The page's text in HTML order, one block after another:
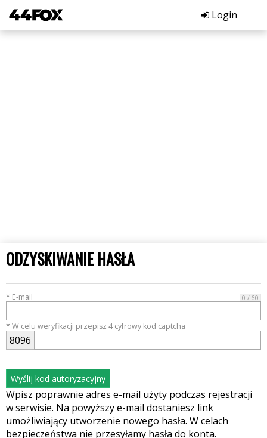
Login
ODZYSKIWANIE HASŁA
* E-mail 0 / 60
* W celu weryfikacji przepisz 4 cyfrowy kod captcha
8096
Wyślij kod autoryzacyjny
Wpisz poprawnie adres e-mail użyty podczas rejestracji
w serwisie. Na powyższy e-mail dostaniesz link
umożliwiający utworzenie nowego hasła. W celach
bezpieczeństwa nie przesyłamy hasła do konta.